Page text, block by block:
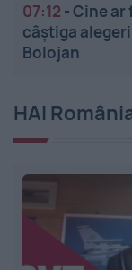
07:12 -Cine ar
câștiga
Bolojan
HAI